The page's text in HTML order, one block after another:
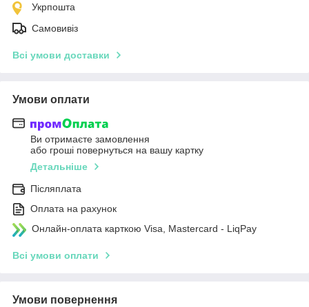
Укрпошта
Самовивіз
Всі умови доставки
Умови оплати
Ви отримаєте замовлення
або гроші повернуться на вашу картку
Детальніше
Післяплата
Оплата на рахунок
Онлайн-оплата карткою Visa, Mastercard - LiqPay
Всі умови оплати
Умови повернення